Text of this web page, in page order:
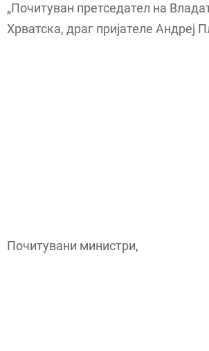
„Почитуван претседател на
Хрватска, драг пријателе Андреј
Почитувани министри,